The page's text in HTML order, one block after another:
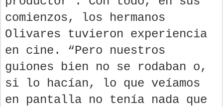
comienzos, los hermanos
Olivares tuvieron experiencia
en cine. “Pero nuestros
guiones bien no se rodaban o,
si lo hacían, lo que veíamos
en pantalla no tenía nada que